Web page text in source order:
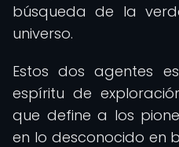
búsqueda de la
universo.
Estos dos agentes
espíritu de
que define a los
en lo desconocido en